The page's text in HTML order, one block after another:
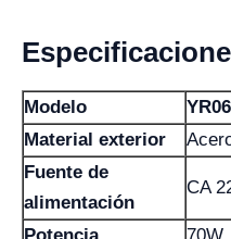
Modelo
Material exterior
Fuente de
alimentación
CA